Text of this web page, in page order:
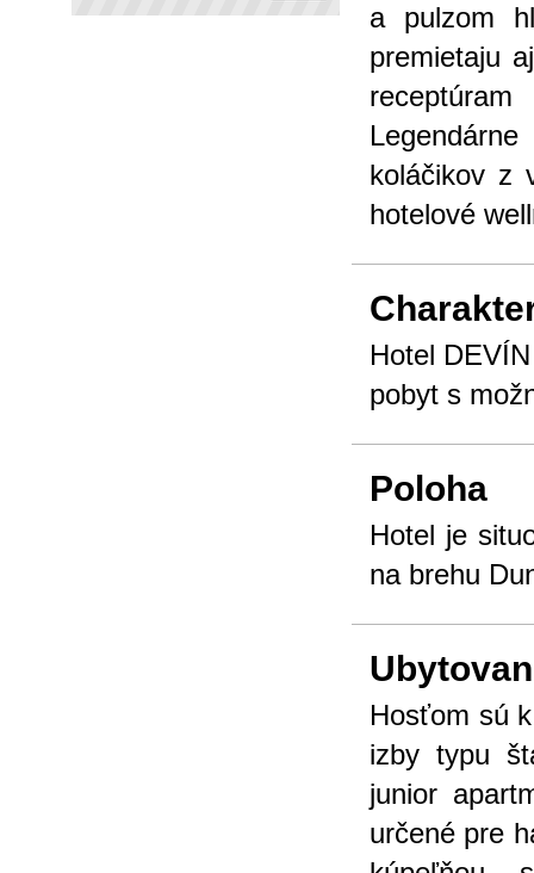
a pulzom
premietaju
koláčikov z
hotelové
Hotel
pobyt s
Poloha
Hotel je
na brehu
Hosťom sú
izby typu
junior
určené pre